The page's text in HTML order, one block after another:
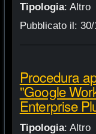
Tipologia: Altro
Pubblicato il:
Procedura
"Google
Enterprise
Tipologia: Altro